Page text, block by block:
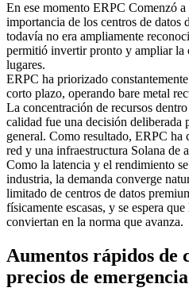
En ese momento ERPC Comenzó
importancia de los centros de datos
todavía no era ampliamente
permitió invertir pronto y ampliar la
lugares.
ERPC ha priorizado
corto plazo, operando bare metal
La concentración de recursos
calidad fue una decisión deliberada
general. Como resultado, ERPC ha
red y una infraestructura Solana de
Como la latencia y el rendimiento
industria, la demanda converge
limitado de centros de datos
físicamente escasas, y se espera
conviertan en la norma que avanza.
Aumentos rápidos de
precios de emergencia